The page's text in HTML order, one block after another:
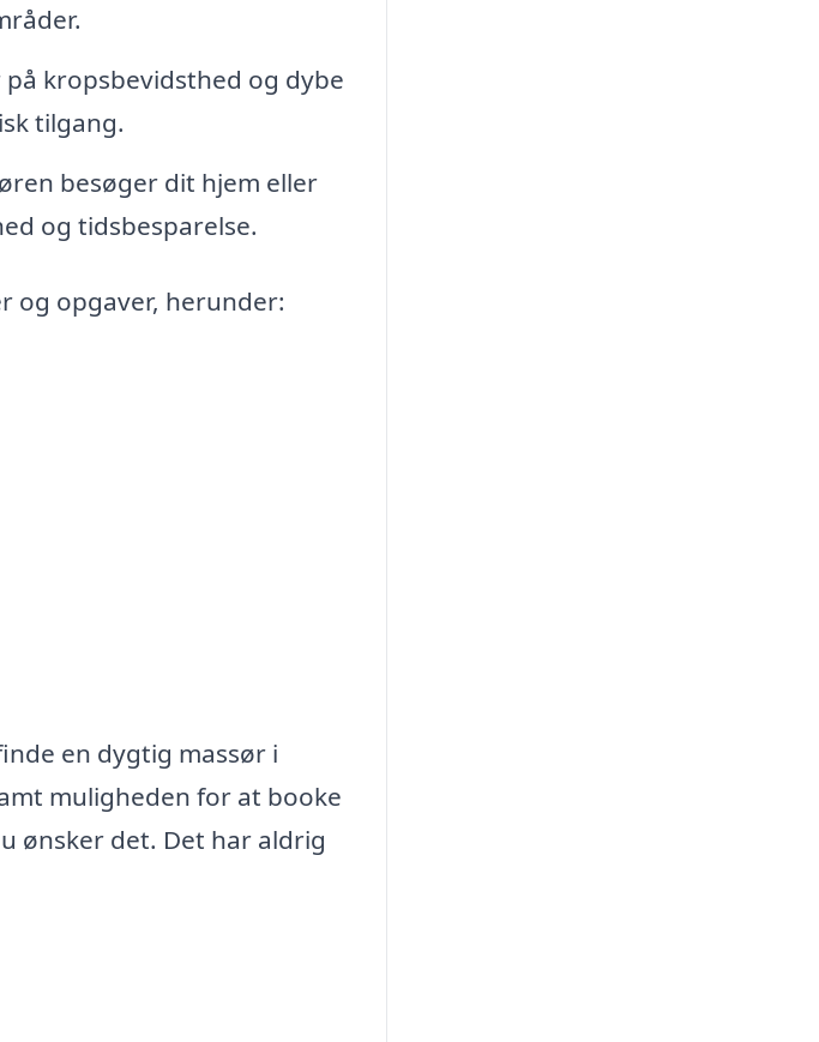
kropsbevidsthed og dybe
tilgang.
besøger dit hjem eller
og tidsbesparelse.
og opgaver, herunder:
en dygtig massør i
muligheden for at booke
ønsker det. Det har aldrig